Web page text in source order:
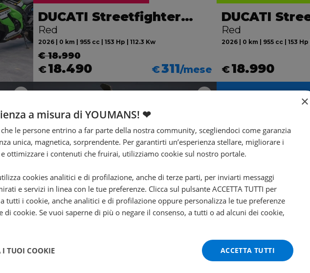
DUCATI Streetfighter V2
Red
2026 | 0 km | 955 cc | 153 Hp | 112.3 Kw
€ 18.990
€18.490 €311/mese
Red
2026 | 0 km | 955 cc | 153 Hp
€18.990
Valore futuro garantito
plus my21
scegliere?
Ti aiuta
Contattalo
×
a misura di YOUMANS! ❤
le persone entrino a far parte della nostra community, scegliendoci come garanzia
unica, magnetica, sorprendente. Per garantirti un’esperienza stellare, migliorare i
ottimizzare i contenuti che fruirai, utilizziamo cookie sul nostro portale.
cookies analitici e di profilazione, anche di terze parti, per inviarti messaggi
e servizi in linea con le tue preferenze. Clicca sul pulsante ACCETTA TUTTI per
tutti i cookie, anche analitici e di profilazione oppure personalizza le tue preferenze
di cookie. Se vuoi saperne di più o negare il consenso, a tutti o ad alcuni dei cookie,
ACCETTA TUTTI
I TUOI COOKIE